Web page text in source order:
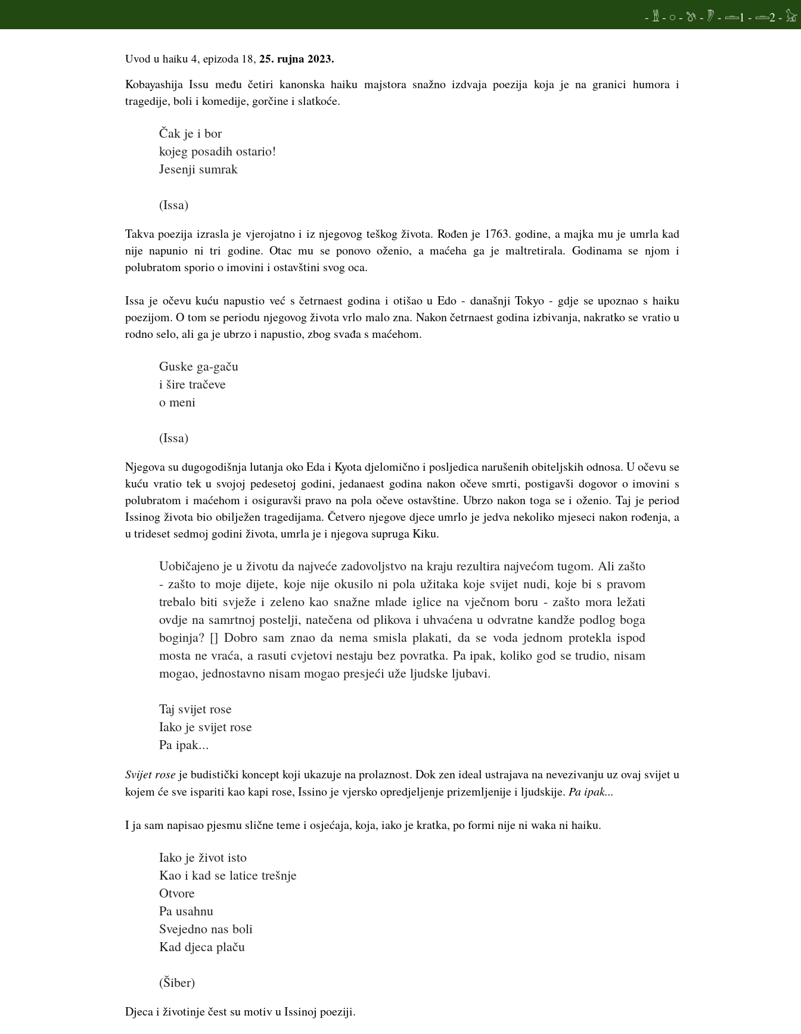
- 𓁰- 𓏸 - 𓌗 - 𓏢 - 𓏛1 - 𓏛2- 𓃠
Uvod u haiku 4, epizoda 18, 25. rujna 2023.
Kobayashija Issu među četiri kanonska haiku majstora snažno izdvaja poezija koja je na granici humora i
tragedije, boli i komedije, gorčine i slatkoće.
Čak je i bor
kojeg posadih ostario!
Jesenji sumrak
(Issa)
Takva poezija izrasla je vjerojatno i iz njegovog teškog života. Rođen je 1763. godine, a majka mu je umrla kad
nije napunio ni tri godine. Otac mu se ponovo oženio, a maćeha ga je maltretirala. Godinama se njom i
polubratom sporio o imovini i ostavštini svog oca.
Issa je očevu kuću napustio već s četrnaest godina i otišao u Edo - današnji Tokyo - gdje se upoznao s haiku
poezijom. O tom se periodu njegovog života vrlo malo zna. Nakon četrnaest godina izbivanja, nakratko se vratio u
rodno selo, ali ga je ubrzo i napustio, zbog svađa s maćehom.
Guske ga-gaču
i šire tračeve
o meni
(Issa)
Njegova su dugogodišnja lutanja oko Eda i Kyota djelomično i posljedica narušenih obiteljskih odnosa. U očevu se
kuću vratio tek u svojoj pedesetoj godini, jedanaest godina nakon očeve smrti, postigavši dogovor o imovini s
polubratom i maćehom i osiguravši pravo na pola očeve ostavštine. Ubrzo nakon toga se i oženio. Taj je period
Issinog života bio obilježen tragedijama. Četvero njegove djece umrlo je jedva nekoliko mjeseci nakon rođenja, a
u trideset sedmoj godini života, umrla je i njegova supruga Kiku.
Uobičajeno je u životu da najveće zadovoljstvo na kraju rezultira najvećom tugom. Ali zašto
- zašto to moje dijete, koje nije okusilo ni pola užitaka koje svijet nudi, koje bi s pravom
trebalo biti svježe i zeleno kao snažne mlade iglice na vječnom boru - zašto mora ležati
ovdje na samrtnoj postelji, natečena od plikova i uhvaćena u odvratne kandže podlog boga
boginja? [] Dobro sam znao da nema smisla plakati, da se voda jednom protekla ispod
mosta ne vraća, a rasuti cvjetovi nestaju bez povratka. Pa ipak, koliko god se trudio, nisam
mogao, jednostavno nisam mogao presjeći uže ljudske ljubavi.
Taj svijet rose
Iako je svijet rose
Pa ipak...
Svijet roseje budistički koncept koji ukazuje na prolaznost. Dok zen ideal ustrajava na nevezivanju uz ovaj svijet u
kojem će sve ispariti kao kapi rose, Issino je vjersko opredjeljenje prizemljenije i ljudskije. Pa ipak...
I ja sam napisao pjesmu slične teme i osjećaja, koja, iako je kratka, po formi nije ni waka ni haiku.
Iako je život isto
Kao i kad se latice trešnje
Otvore
Pa usahnu
Svejedno nas boli
Kad djeca plaču
(Šiber)
Djeca i životinje čest su motiv u Issinoj poeziji.